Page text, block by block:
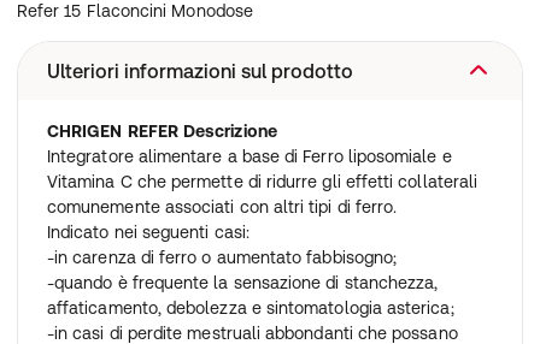
Refer 15 Flaconcini Monodose
Ulteriori informazioni sul prodotto
CHRIGEN REFER Descrizione
Integratore alimentare a base di Ferro liposomiale e
Vitamina C che permette di ridurre gli effetti collaterali
comunemente associati con altri tipi di ferro.
Indicato nei seguenti casi:
-in carenza di ferro o aumentato fabbisogno;
-quando è frequente la sensazione di stanchezza,
affaticamento, debolezza e sintomatologia asterica;
-in casi di perdite mestruali abbondanti che possano